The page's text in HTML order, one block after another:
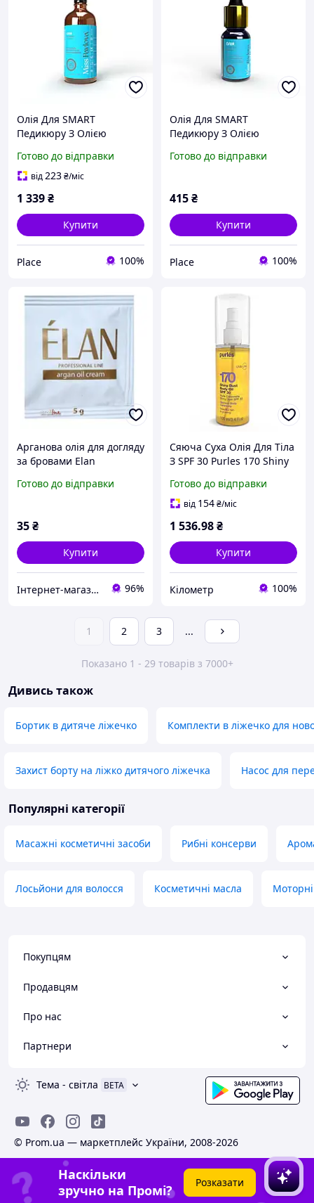
Олія Для SMART
Педикюру З Олією
Pavlova 100 мл || Choice |
PLACE
Готово до відправки
від223₴/міс
1 339₴
Купити
Place 100%
Олія Для SMART
Педикюру З Олією
Pavlova 15 мл || Choice |
Готово до відправки
415₴
Купити
Place 100%
Арганова олія для догляду
за бровами Elan
Готово до відправки
35₴
Купити
Інтернет-магазин матеріалів для нарощування нігтів та вій 96%
Сяюча Суха Олія Для Тіла
З SPF 30 Purles 170 Shiny
Kilometr+
Готово до відправки
від 154₴/міс
1 536.98₴
Купити
Кілометр 100%
1 2 3 ...
Показано 1 - 29 товарів з 7000+
Дивись також
Бортик в дитяче ліжечко Комплекти в ліжечко для
Захист борту на ліжко дитячого ліжечка Насос для
Популярні категорії
Масажні косметичні засоби Рибні консерви
Лосьйони для волосся Косметичні масла
Покупцям
Продавцям
Про нас
Партнери
Тема - світла BETA
© Prom.ua — маркетплейс України, 2008-2026
Наскільки
зручно на Промі?
Розказати